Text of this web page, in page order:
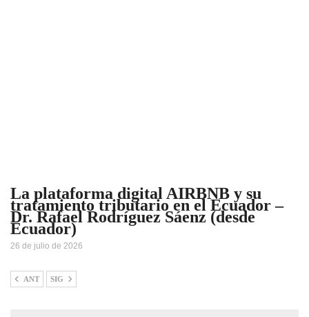
La plataforma digital AIRBNB y su
tratamiento tributario en el Ecuador –
Dr. Rafael Rodríguez Sáenz (desde
Ecuador)
26 de julio de 2026
ANT SIG